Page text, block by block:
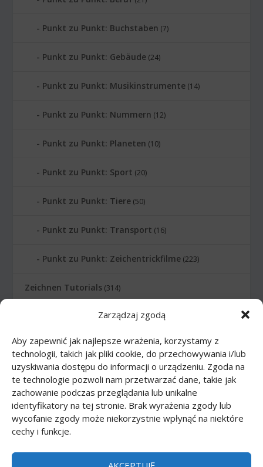
Zarządzaj zgodą
Aby zapewnić jak najlepsze wrażenia, korzystamy z
technologii, takich jak pliki cookie, do przechowywania i/lub
uzyskiwania dostępu do informacji o urządzeniu. Zgoda na
te technologie pozwoli nam przetwarzać dane, takie jak
zachowanie podczas przeglądania lub unikalne
identyfikatory na tej stronie. Brak wyrażenia zgody lub
wycofanie zgody może niekorzystnie wpłynąć na niektóre
cechy i funkcje.
Punkt zu Punkt: Buchstaben (7)
Punkt zu Punkt: Gebäude (24)
Punkt zu Punkt: Musikinstrumente (14)
Punkt zu Punkt: Nummern (12)
Punkt zu Punkt: Planeten (10)
Punkt zu Punkt: Sport (20)
Punkt zu Punkt: Tiere (50)
Punkt zu Punkt: Transport (16)
Punkt zu Punkt: Zeichentrickfilme (223)
Zeichnen Tutorials (314)
Zeichnen Tutorials: Comics(46)
Zeichnen Tutorials: Körper(27)
Zeichnen Tutorials: Lebensmittel (10)
Zeichnen Tutorials: Tiere(83)
Zeichnen Tutorials: Transport
Zeichnen Tutorials: Waffe(12)